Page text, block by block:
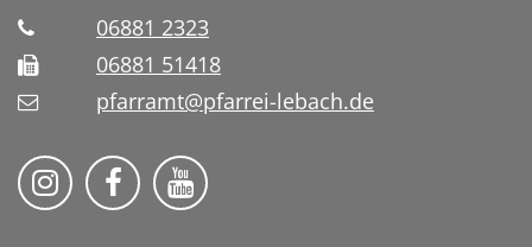
06881 2323
06881 51418
pfarramt@pfarrei-lebach.de
Bistum Trier auf Instragram
Bistum Trier auf Facebook
Bistum Trier auf YouTube